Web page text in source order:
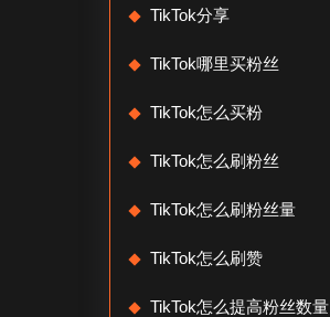
TikTok分享
TikTok哪里买粉丝
TikTok怎么买粉
TikTok怎么刷粉丝
TikTok怎么刷粉丝量
TikTok怎么刷赞
TikTok怎么提高粉丝数量